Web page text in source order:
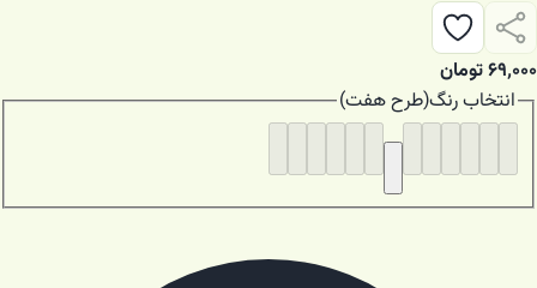
۶۹٬۰۰۰تومان
انتخابرنگ(طرح هفت)